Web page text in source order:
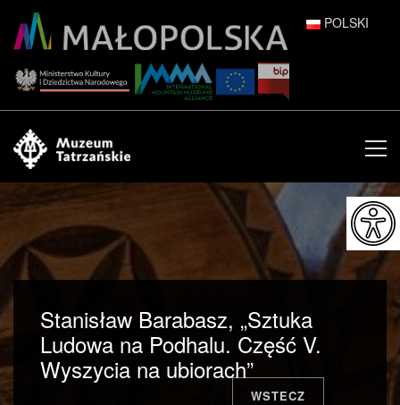
POLSKI
ENGLISH
ESPAÑOL
FRANÇAIS
ITALIANO
Stanisław Barabasz, „Sztuka
Ludowa na Podhalu. Część V.
Wyszycia na ubiorach”
WSTECZ